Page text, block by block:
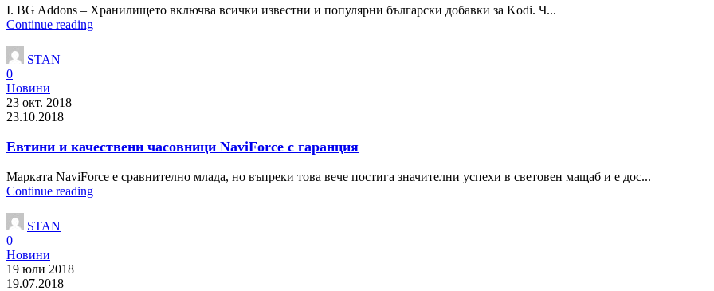
I. BG Addons – Хранилището включва всички известни и популярни български добавки за Kodi. Ч...
Continue reading
STAN
0
Новини
23 окт. 2018
23.10.2018
Евтини и качествени часовници NaviForce с гаранция
Марката NaviForce е сравнително млада, но въпреки това вече постига значителни успехи в световен мащаб и е дос...
Continue reading
STAN
0
Новини
19 юли 2018
19.07.2018